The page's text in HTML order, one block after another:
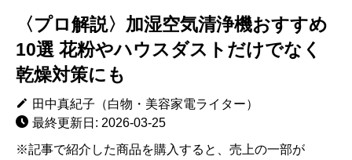
〈プロ解説〉加湿空気清浄機おすすめ
10選 花粉やハウスダストだけでなく
乾燥対策にも
田中真紀子（白物・美容家電ライター）
最終更新日: 2026-03-25
※記事で紹介した商品を購入すると、売上の一部が